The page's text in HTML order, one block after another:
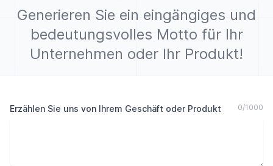
Generieren Sie ein eingängiges und
bedeutungsvolles Motto für Ihr
Unternehmen oder Ihr Produkt!
Erzählen Sie uns von Ihrem Geschäft oder Produkt 0/1000